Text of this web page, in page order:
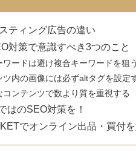
ティング広告の違い
対策で意識すべき3つのこと
ードは避け複合キーワードを狙う
内の画像には必ずaltタグを設定
ンテンツで数より質を重視する
はのSEO対策を！
でオンライン出品・買付を